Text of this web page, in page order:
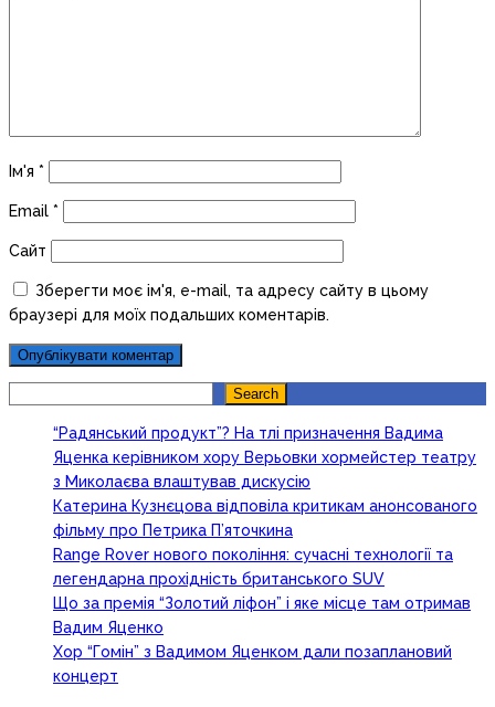
Ім'я *
Email *
Сайт
Зберегти моє ім'я, e-mail, та адресу сайту в цьому
браузері для моїх подальших коментарів.
Search
“Радянський продукт”? На тлі призначення Вадима
Яценка керівником хору Верьовки хормейстер театру
з Миколаєва влаштував дискусію
Катерина Кузнєцова відповіла критикам анонсованого
фільму про Петрика П’яточкина
Range Rover нового покоління: сучасні технології та
легендарна прохідність британського SUV
Що за премія “Золотий ліфон” і яке місце там отримав
Вадим Яценко
Хор “Гомін” з Вадимом Яценком дали позаплановий
концерт